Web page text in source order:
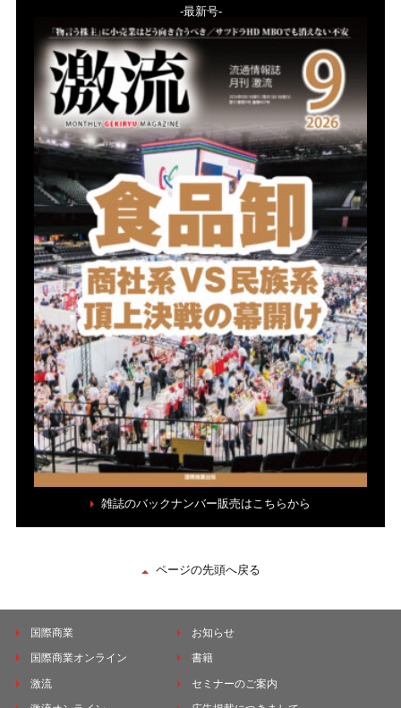
-最新号-
雑誌のバックナンバー販売はこちらから
ページの先頭へ戻る
国際商業
国際商業オンライン
激流
お知らせ
書籍
セミナーのご案内